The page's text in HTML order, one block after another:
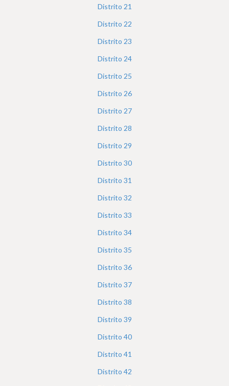
Distrito 21
Distrito 22
Distrito 23
Distrito 24
Distrito 25
Distrito 26
Distrito 27
Distrito 28
Distrito 29
Distrito 30
Distrito 31
Distrito 32
Distrito 33
Distrito 34
Distrito 35
Distrito 36
Distrito 37
Distrito 38
Distrito 39
Distrito 40
Distrito 41
Distrito 42